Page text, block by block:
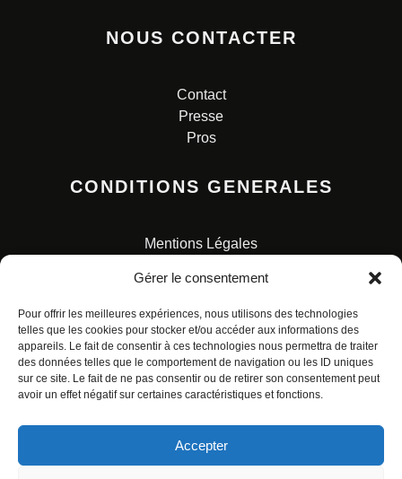
Gérer le consentement
Pour offrir les meilleures expériences, nous utilisons des technologies
telles que les cookies pour stocker et/ou accéder aux informations des
appareils. Le fait de consentir à ces technologies nous permettra de traiter
des données telles que le comportement de navigation ou les ID uniques
sur ce site. Le fait de ne pas consentir ou de retirer son consentement peut
avoir un effet négatif sur certaines caractéristiques et fonctions.
Accepter
NOUS CONTACTER
Contact
Presse
Pros
CONDITIONS GENERALES
Mentions Légales
Charte pour la protection des données personnelles
© ALL RIGHTS RESERVED. URBAN COMICS POUR LES